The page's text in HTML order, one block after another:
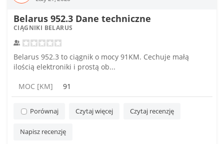
Belarus 952.3 Dane techniczne
CIĄGNIKI BELARUS
Belarus 952.3 to ciągnik o mocy 91KM. Cechuje małą
ilością elektroniki i prostą ob...
MOC [KM] 91
Porównaj Czytaj więcej Czytaj recenzję
Napisz recenzję